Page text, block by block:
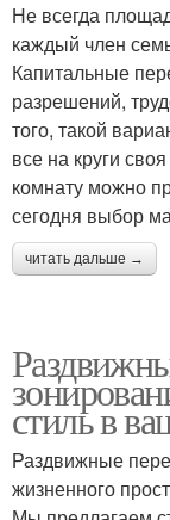
Не всегда
каждый член
Капитальные
разрешений,
того, такой
все на круги
комнату можно
сегодня выбор
читать дальше →
стиль в
Раздвижные
жизненного